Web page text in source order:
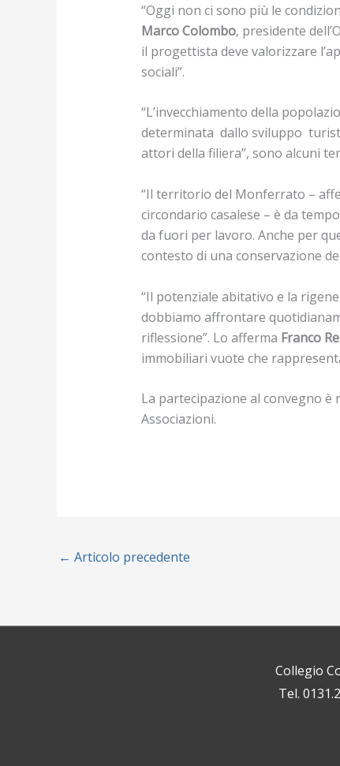
“Oggi non ci sono più le
Marco Colombo, presidente
il progettista deve valorizzare
sociali”.
“L’invecchiamento della
determinata dallo sviluppo
attori della filiera”, sono alcuni
“Il territorio del Monferrato –
circondario casalese – è da
da fuori per lavoro. Anche per
contesto di una conservazione
“Il potenziale abitativo e la
dobbiamo affrontare
riflessione”. Lo afferma Franco
immobiliari vuote che
La partecipazione al convegno
Associazioni.
← Articolo precedente
Collegio
Tel.